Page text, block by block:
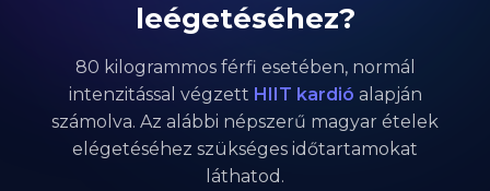
leégetéséhez?
80 kilogrammos férfi esetében, normál
intenzitással végzett HIIT kardió alapján
számolva. Az alábbi népszerű magyar ételek
elégetéséhez szükséges időtartamokat
láthatod.